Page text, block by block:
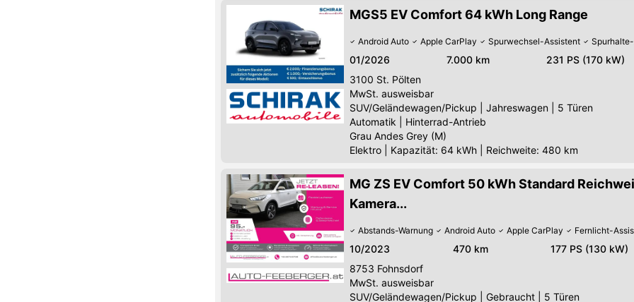
MGS5 EV Comfort 64 kWh Long Range
Android Auto Apple CarPlay Spurwechsel-Assistent
01/2026 7.000 km 231 PS (170 kW)
3100 St. Pölten
MwSt. ausweisbar
SUV/Geländewagen/Pickup
Jahreswagen
5 Türen
Automatik
Hinterrad-Antrieb
Grau Andes Grey (M)
Elektro
Kapazität: 64 kWh | Reichweite: 480 km
MG ZS EV Comfort 50 kWh Standard
Kamera...
Abstands-Warnung Android Auto Apple CarPlay Fernlicht-
10/2023 470 km 177 PS (130 kW)
8753 Fohnsdorf
MwSt. ausweisbar
SUV/Geländewagen/Pickup
Gebraucht 5 Türen